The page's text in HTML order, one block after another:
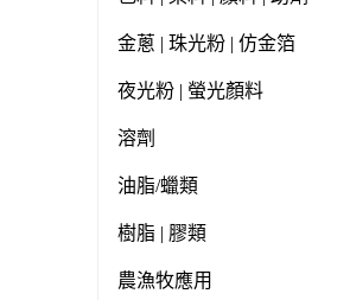
金蔥 | 珠光粉 | 仿金箔
夜光粉 | 螢光顏料
溶劑
油脂/蠟類
樹脂 | 膠類
農漁牧應用